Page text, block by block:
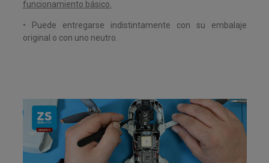
funcionamiento básico.
•
Puede entregarse indistintamente con su embalaje
original o con uno neutro.